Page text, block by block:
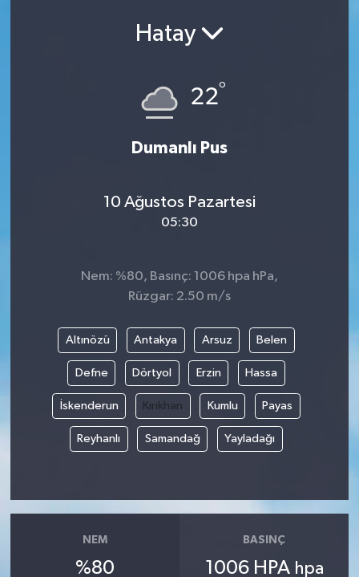
Hatay
22°
Dumanlı Pus
10 Ağustos Pazartesi
05:30
Nem: %80, Basınç: 1006 hpa hPa,
Rüzgar: 2.50 m/s
Altınözü Antakya Arsuz Belen
Defne Dörtyol Erzin Hassa
İskenderun Kırıkhan Kumlu Payas
Reyhanlı Samandağ Yayladağı
NEM
%80
BASINÇ
1006 HPA hpa